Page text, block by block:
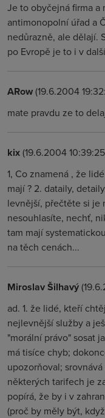
Je to obyčejná firma
antimonopolní úřad a
nedůrazně, ale dělají.
po Evropě je to i v
ARow(19.6.2004
mate pravdu ze to
kix(19.6.2004
1, Co znamená , že
mají ? 2. dataily,
levnější, přečtěte si je
nesouhlasíte, nechť,
tam mají
na těch cenách...
Miroslav Šilhavý
ad. 1. že lidé, kteří
nejlevnější služby a
"morální právo" sosat
má tisíce chyb;
upozorňoval;
některých tarifech je
popírá, že by i v
(proč by měly být,